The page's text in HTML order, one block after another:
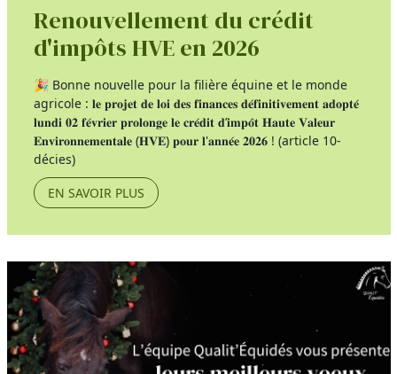
Renouvellement du crédit
d'impôts HVE en 2026
🎉 Bonne nouvelle pour la filière équine et le monde
agricole : 𝐥𝐞 𝐩𝐫𝐨𝐣𝐞𝐭 𝐝𝐞 𝐥𝐨𝐢 𝐝𝐞𝐬 𝐟𝐢𝐧𝐚𝐧𝐜𝐞𝐬 𝐝𝐞́𝐟𝐢𝐧𝐢𝐭𝐢𝐯𝐞𝐦𝐞𝐧𝐭 𝐚𝐝𝐨𝐩𝐭𝐞́
𝐥𝐮𝐧𝐝𝐢 𝟎𝟐 𝐟𝐞́𝐯𝐫𝐢𝐞𝐫 𝐩𝐫𝐨𝐥𝐨𝐧𝐠𝐞 𝐥𝐞 𝐜𝐫𝐞́𝐝𝐢𝐭 𝐝’𝐢𝐦𝐩𝐨̂𝐭 𝐇𝐚𝐮𝐭𝐞 𝐕𝐚𝐥𝐞𝐮𝐫
𝐄𝐧𝐯𝐢𝐫𝐨𝐧𝐧𝐞𝐦𝐞𝐧𝐭𝐚𝐥𝐞 (𝐇𝐕𝐄) 𝐩𝐨𝐮𝐫 𝐥'𝐚𝐧𝐧𝐞́𝐞 𝟐𝟎𝟐𝟔 ! (article 10-
décies)
EN SAVOIR PLUS